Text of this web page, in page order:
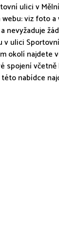
ulici v
viz foto
nevyžaduje
v ulici
okolí najdete
spojení
nabídce